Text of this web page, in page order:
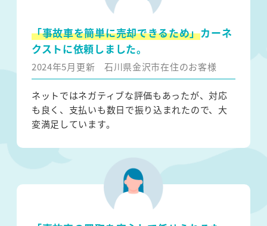
「事故車を簡単に売却できるため」カーネ
クストに依頼しました。
2024年5月更新 石川県金沢市在住のお客様
ネットではネガティブな評価もあったが、対応
も良く、支払いも数日で振り込まれたので、大
変満足しています。